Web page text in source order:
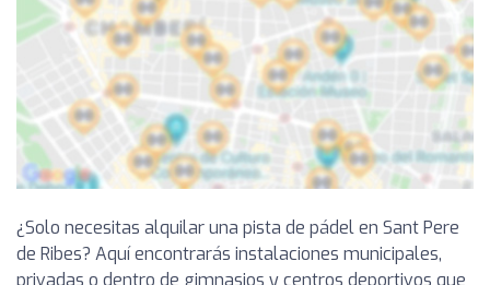
¿Solo necesitas alquilar una pista de pádel en Sant Pere
de Ribes? Aquí encontrarás instalaciones municipales,
privadas o dentro de gimnasios y centros deportivos que